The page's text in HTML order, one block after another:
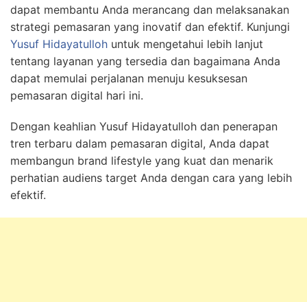
dapat membantu Anda merancang dan melaksanakan
strategi pemasaran yang inovatif dan efektif. Kunjungi
Yusuf Hidayatulloh untuk mengetahui lebih lanjut
tentang layanan yang tersedia dan bagaimana Anda
dapat memulai perjalanan menuju kesuksesan
pemasaran digital hari ini.
Dengan keahlian Yusuf Hidayatulloh dan penerapan
tren terbaru dalam pemasaran digital, Anda dapat
membangun brand lifestyle yang kuat dan menarik
perhatian audiens target Anda dengan cara yang lebih
efektif.